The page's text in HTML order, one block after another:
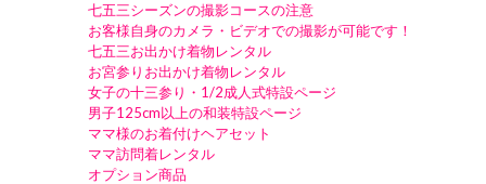
七五三シーズンの撮影コースの注意
お客様自身のカメラ・ビデオでの撮影が可能です！
七五三お出かけ着物レンタル
お宮参りお出かけ着物レンタル
女子の十三参り・1/2成人式特設ページ
男子125cm以上の和装特設ページ
ママ様のお着付けヘアセット
ママ訪問着レンタル
オプション商品